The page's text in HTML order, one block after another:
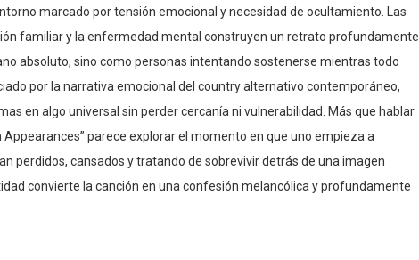
marcado por tensión emocional y necesidad de ocultamiento. Las
familiar y la enfermedad mental construyen un retrato profundamente
absoluto, sino como personas intentando sostenerse mientras todo
por la narrativa emocional del country alternativo contemporáneo,
en algo universal sin perder cercanía ni vulnerabilidad. Más que hablar
parece explorar el momento en que uno empieza a
perdidos, cansados y tratando de sobrevivir detrás de una imagen
convierte la canción en una confesión melancólica y profundamente